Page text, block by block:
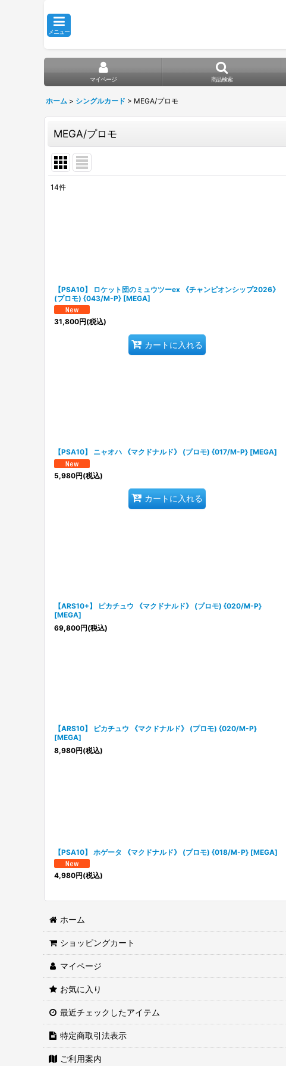
メニュー
マイページ 商品検索
ホーム > シングルカード > MEGA/プロモ
MEGA/プロモ
14件
【PSA10】 ロケット団のミュウツーex 《チャンピオンシップ2026》
(プロモ) {043/M-P} [MEGA]
31,800円(税込)
カートに入れる
【PSA10】 ニャオハ 《マクドナルド》 (プロモ) {017/M-P} [MEGA]
5,980円(税込)
カートに入れる
【ARS10+】 ピカチュウ 《マクドナルド》 (プロモ) {020/M-P}
[MEGA]
69,800円(税込)
【ARS10】 ピカチュウ 《マクドナルド》 (プロモ) {020/M-P}
[MEGA]
8,980円(税込)
【PSA10】 ホゲータ 《マクドナルド》 (プロモ) {018/M-P} [MEGA]
4,980円(税込)
ホーム
ショッピングカート
マイページ
お気に入り
最近チェックしたアイテム
特定商取引法表示
ご利用案内